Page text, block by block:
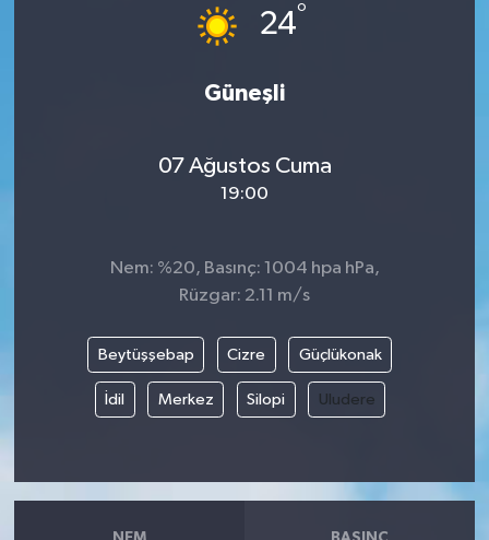
24°
Güneşli
07 Ağustos Cuma
19:00
Nem: %20, Basınç: 1004 hpa hPa,
Rüzgar: 2.11 m/s
Beytüşşebap Cizre Güçlükonak
İdil Merkez Silopi Uludere